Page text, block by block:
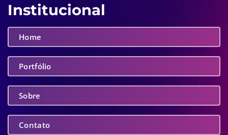
Institucional
Home
Portfólio
Sobre
Contato